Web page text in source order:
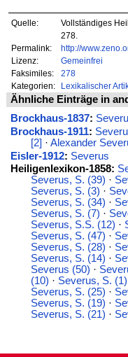
Quelle:
Vollständiges
278.
Permalink:
http://
Lizenz:
Gemeinfrei
Faksimiles:
278
Kategorien:
Lexikalischer
Ähnliche Einträge in
Brockhaus-1837:
Brockhaus-1911:
[2] · Alexander
Eisler-1912: Severus
Heiligenlexikon-1858:
Severus, S. (39) ·
Severus, S. (3) ·
Severus, S. (34) ·
Severus, S. (7) ·
Severus, S.S. (12) ·
Severus, S. (47) ·
Severus, S. (28) ·
Severus, S. (14) ·
Severus (50) ·
(10) · Severus, S. (1)
Severus, S. (25) ·
Severus, S. (19) ·
Severus, S. (21) ·